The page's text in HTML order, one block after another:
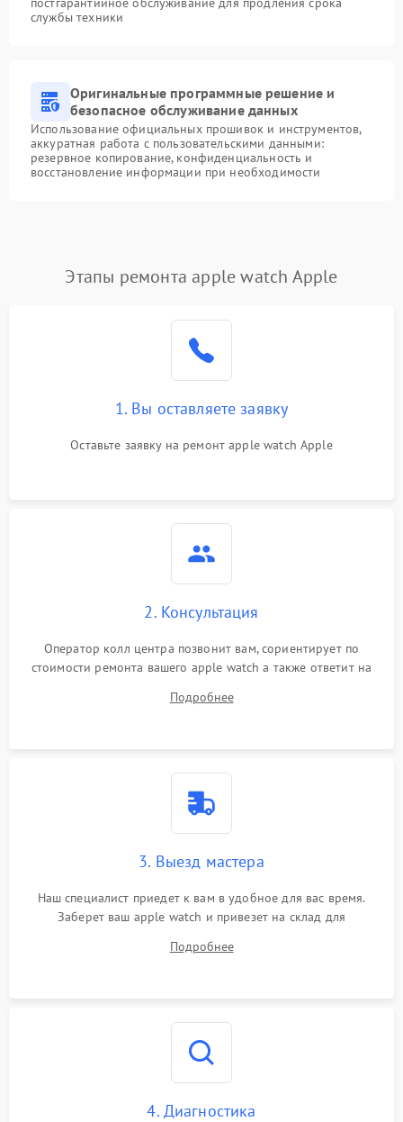
службы техники
Оригинальные программные решение и
безопасное обслуживание данных
Использование официальных прошивок и инструментов,
аккуратная работа с пользовательскими данными:
резервное копирование, конфиденциальность и
восстановление информации при необходимости
Этапы ремонта apple watch Apple
1. Вы оставляете заявку
Оставьте заявку на ремонт apple watch Apple
2. Консультация
Оператор колл центра позвонит вам, сориентирует по
стоимости ремонта вашего apple watch а также ответит на
Подробнее
3. Выезд мастера
Наш специалист приедет к вам в удобное для вас время.
Заберет ваш apple watch и привезет на склад для
Подробнее
4. Диагностика